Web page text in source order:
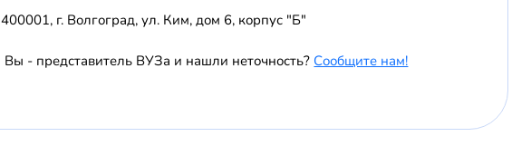
400001, г. Волгоград, ул. Ким, дом 6, корпус "Б"
Вы - представитель ВУЗа и нашли неточность? Сообщите нам!